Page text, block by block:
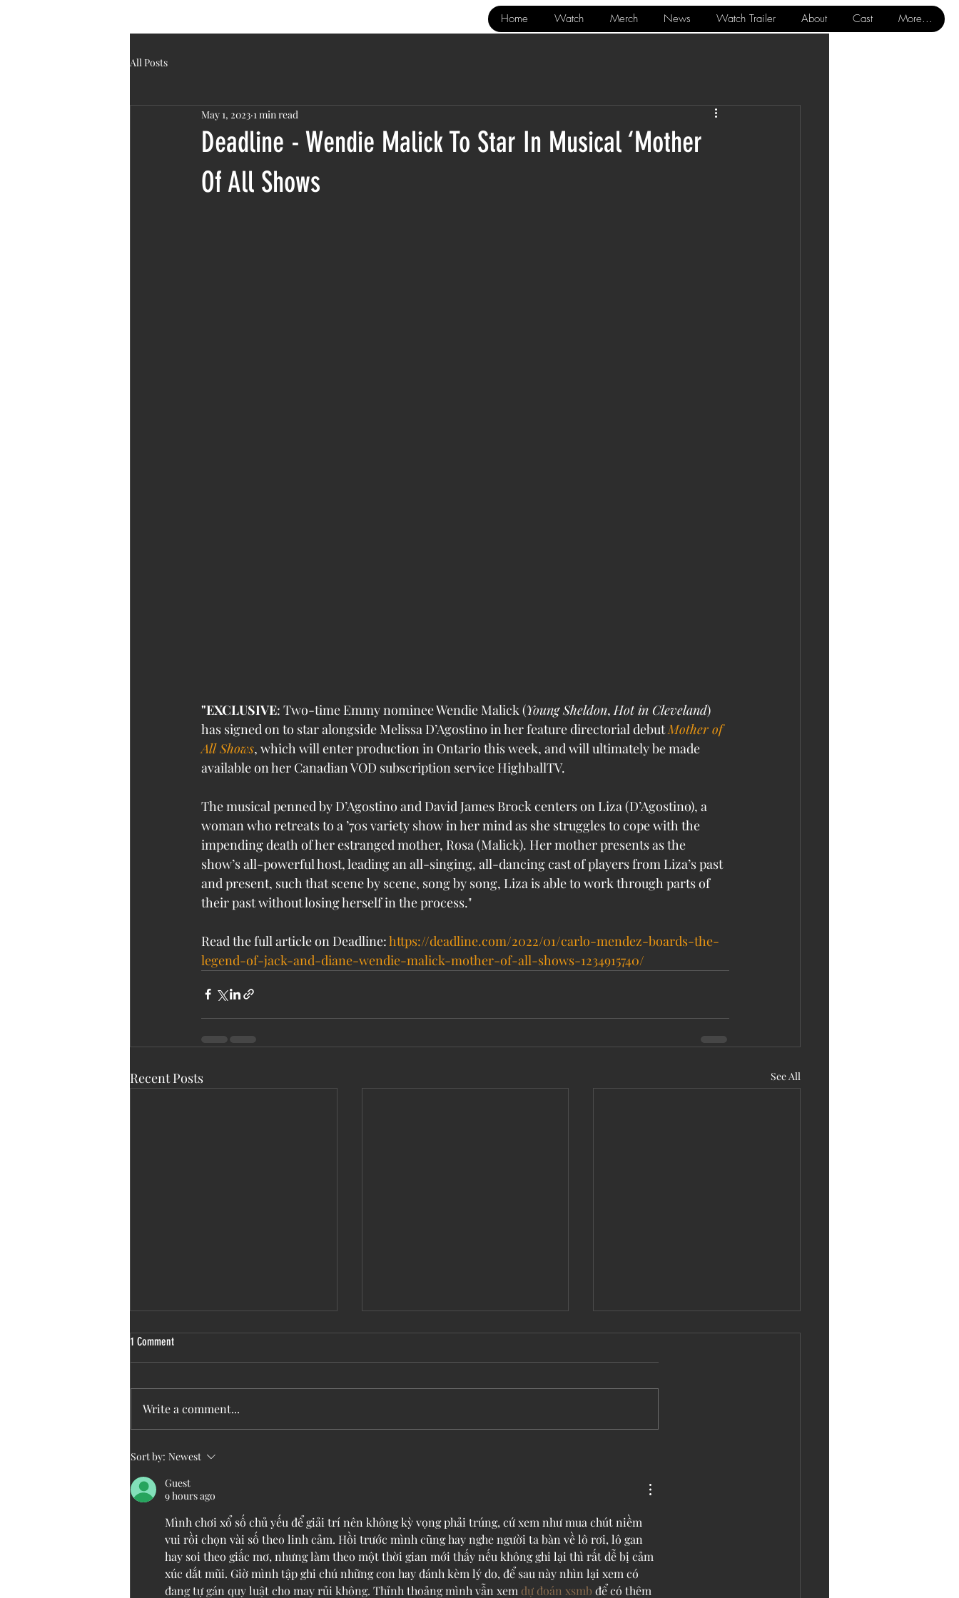
Home Watch Merch News Watch Trailer About Cast More...
All Posts
Deadline - Wendie Malick To Star In Musical ‘Mother
Of All Shows
May 1, 2023 1 min read
"EXCLUSIVE: Two-time Emmy nominee Wendie Malick (Young Sheldon, Hot in Cleveland)
has signed on to star alongside Melissa D’Agostino in her feature directorial debut Mother of
All Shows, which will enter production in Ontario this week, and will ultimately be made
available on her Canadian VOD subscription service HighballTV.
The musical penned by D’Agostino and David James Brock centers on Liza (D’Agostino), a
woman who retreats to a ’70s variety show in her mind as she struggles to cope with the
impending death of her estranged mother, Rosa (Malick). Her mother presents as the
show’s all-powerful host, leading an all-singing, all-dancing cast of players from Liza’s past
and present, such that scene by scene, song by song, Liza is able to work through parts of
their past without losing herself in the process."
Read the full article on Deadline: https://deadline.com/2022/01/carlo-mendez-boards-the-
legend-of-jack-and-diane-wendie-malick-mother-of-all-shows-1234915740/
Recent Posts See All
Podcast: Catch Wendie Malick and
Melissa D'Agostino with Bonnie Laufer
1 Comment
Write a comment...
Sort by: Newest
Guest
9 hours ago
Mình chơi xổ số chủ yếu để giải trí nên không kỳ vọng phải trúng, cứ xem như mua chút niềm
vui rồi chọn vài số theo linh cảm. Hồi trước mình cũng hay nghe người ta bàn về lô rơi, lô gan
hay soi theo giấc mơ, nhưng làm theo một thời gian mới thấy nếu không ghi lại thì rất dễ bị cảm
xúc dắt mũi. Giờ mình tập ghi chú những con hay đánh kèm lý do, để sau này nhìn lại xem có
đang tự gán quy luật cho may rủi không. Thỉnh thoảng mình vẫn xem dự đoán xsmb để có thêm